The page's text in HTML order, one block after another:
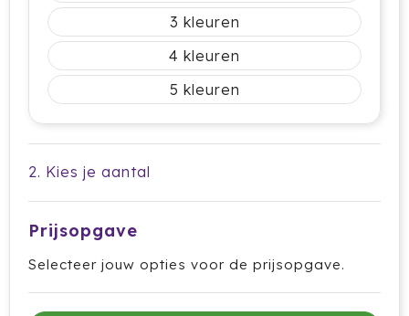
Contigo
Correctbook
Craft
Cutter & Buck
Dopper
3
4
5
2. Kies je aantal
Prijsopgave
Selecteer jouw opties voor de prijsopgave.